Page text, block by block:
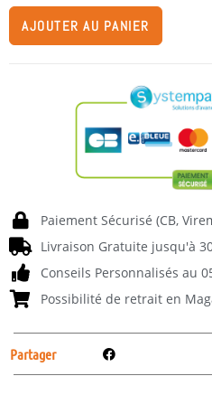
AJOUTER AU PANIER
Paiement Sécurisé (CB,
Livraison Gratuite jusqu'à
Conseils Personnalisés au
Possibilité de retrait en
Partager